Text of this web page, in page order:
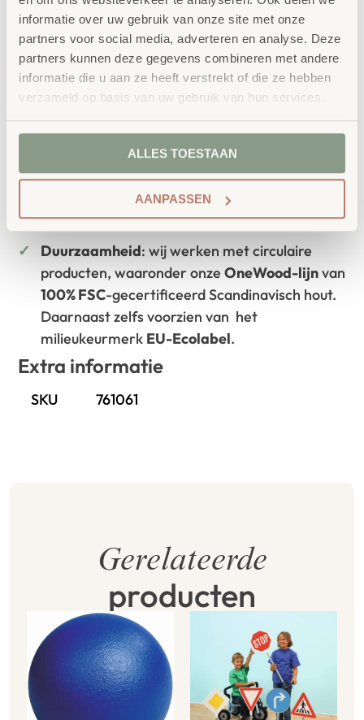
informatie over uw gebruik van onze site met onze
partners voor social media, adverteren en analyse. Deze
partners kunnen deze gegevens combineren met andere
informatie die u aan ze heeft verstrekt of die ze hebben
verzameld op basis van uw gebruik van hun services.
ALLES TOESTAAN
AANPASSEN
leerkrachten.
Waarom School Concept?
en onze ervaring
Kwaliteit: al ons school- en
kinderopvangmeubilair is uitvoerig getest en
voldoet aan GS- en TÜV-keuringen
Duurzaamheid: wij werken met circulaire
producten, waaronder onzeOneWood-lijnvan
100% FSC-gecertificeerd Scandinavisch hout.
Daarnaast zelfs voorzien van het
milieukeurmerk EU-Ecolabel.
Extra informatie
SKU 761061
Gerelateerde
producten